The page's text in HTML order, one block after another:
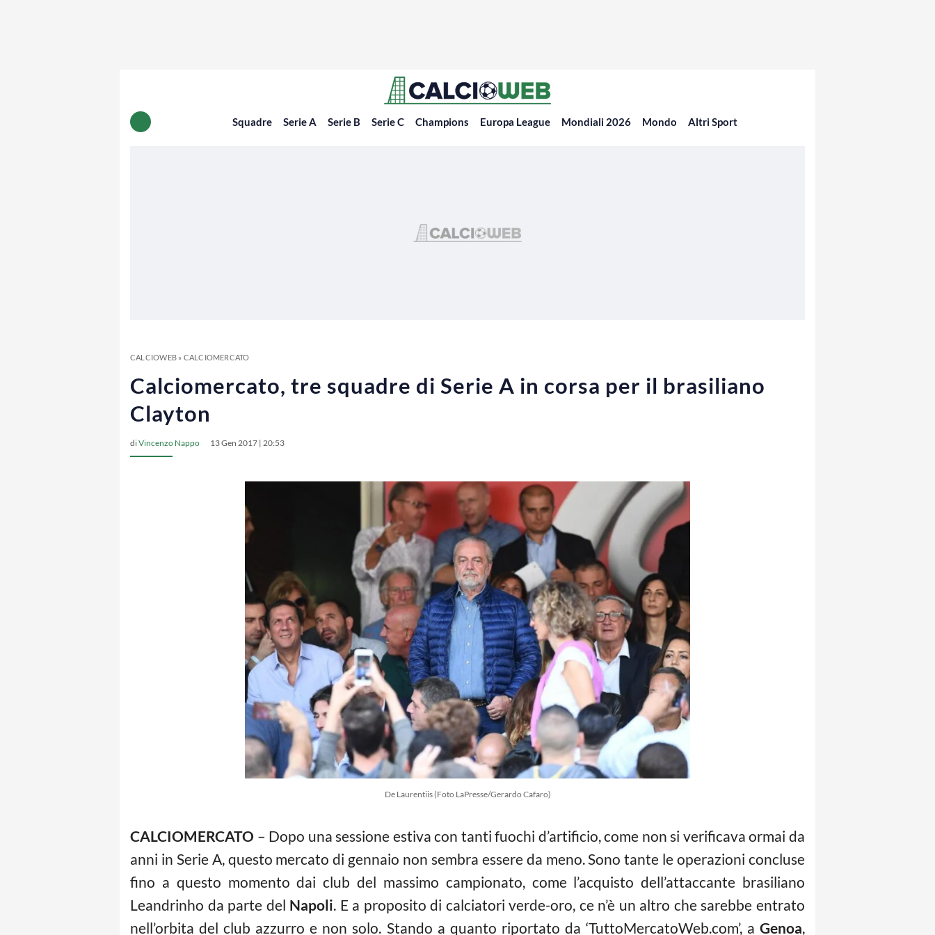
Squadre Serie A Serie B Serie C Champions Europa League Mondiali 2026 Mondo Altri Sport
CALCIOWEB» CALCIOMERCATO
Calciomercato, tre squadre di Serie A in corsa per il brasiliano
Clayton
diVincenzo Nappo 13 Gen 2017 | 20:53
De Laurentiis (Foto LaPresse/Gerardo Cafaro)
CALCIOMERCATO – Dopo una sessione estiva con tanti fuochi d’artificio, come non si verificava ormai da
anni in Serie A, questo mercato di gennaio non sembra essere da meno. Sono tante le operazioni concluse
fino a questo momento dai club del massimo campionato, come l’acquisto dell’attaccante brasiliano
Leandrinho da parte del Napoli. E a proposito di calciatori verde-oro, ce n’è un altro che sarebbe entrato
nell’orbita del club azzurro e non solo. Stando a quanto riportato da ‘TuttoMercatoWeb.com’, a Genoa,